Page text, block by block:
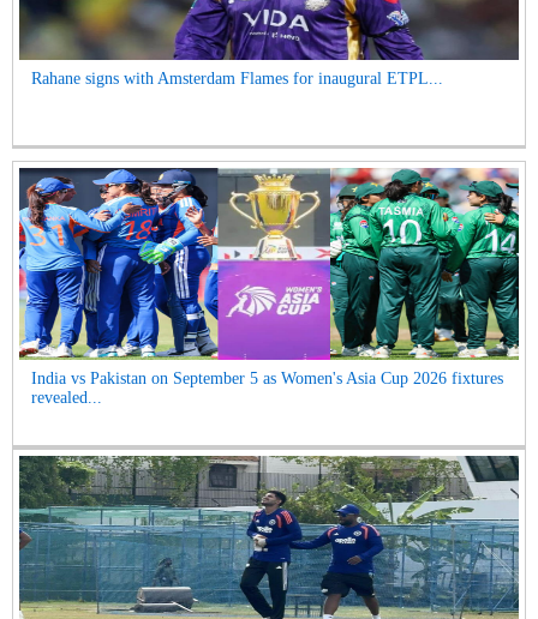
Rahane signs with Amsterdam Flames for inaugural ETPL...
India vs Pakistan on September 5 as Women's Asia Cup 2026 fixtures
revealed...